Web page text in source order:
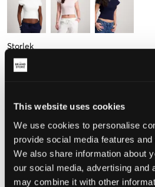
This website uses cookies
We use cookies to personalise
provide social media features
We also share information about
our social media, advertising and
may combine it with other
Storlek
134-140 cm
Upplevd storlek
Liten Perfekt